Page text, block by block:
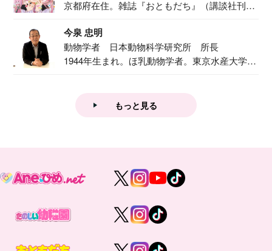
京都府在住。雑誌『おともだち』（講談社刊）
今泉 忠明
動物学者 日本動物科学研究所 所長
1944年生まれ。ほ乳動物学者。東京水産大学卒
もっと見る